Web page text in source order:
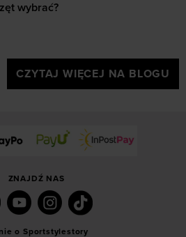
wybrać?
CZYTAJ WIĘCEJ NA BLOGU
ZNAJDŹ NAS
o Sportstylestory